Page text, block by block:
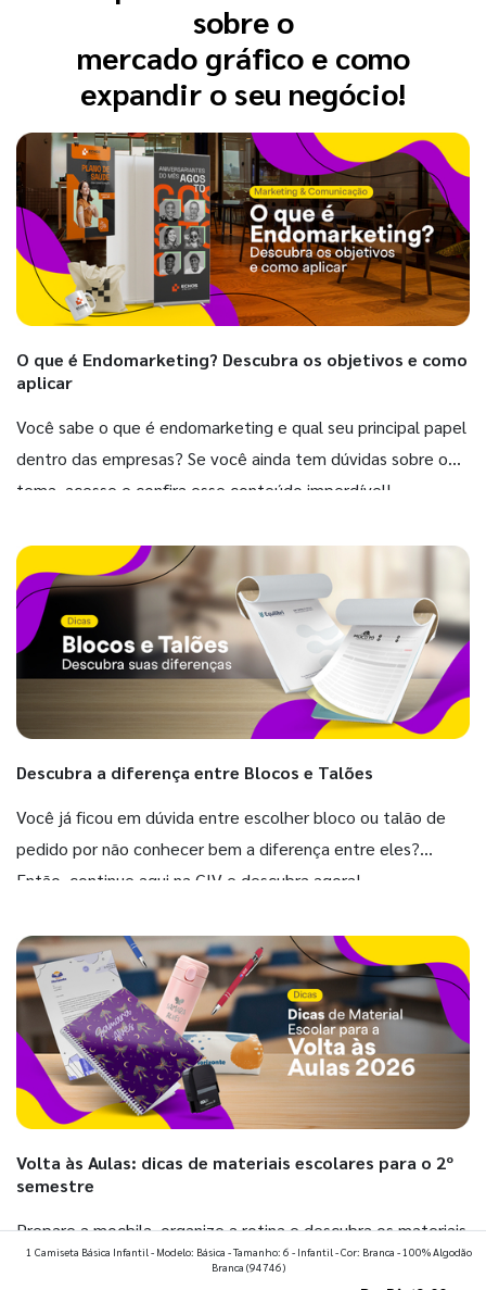
sobre o
mercado gráfico e como
expandir o seu negócio!
O que é Endomarketing? Descubra os objetivos e como
aplicar
Você sabe o que é endomarketing e qual seu principal papel
dentro das empresas? Se você ainda tem dúvidas sobre o
tema, acesse e confira esse conteúdo imperdível!
Descubra a diferença entre Blocos e Talões
Você já ficou em dúvida entre escolher bloco ou talão de
pedido por não conhecer bem a diferença entre eles?
Então, continue aqui na GIV e descubra agora!
Volta às Aulas: dicas de materiais escolares para o 2º
semestre
Prepare a mochila, organize a rotina e descubra os materiais
que fazem toda diferença para começar o segundo
1 Camiseta Básica Infantil - Modelo: Básica - Tamanho: 6 - Infantil - Cor: Branca - 100% Algodão
Branca (94746)